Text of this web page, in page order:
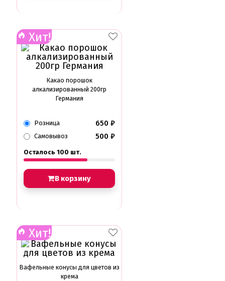
Хит!
Какао порошок
алкализированный 200гр
Германия
Розница 650 ₽
Самовывоз 500 ₽
Осталось 100 шт.
В корзину
Хит!
Вафельные конусы для цветов из
крема